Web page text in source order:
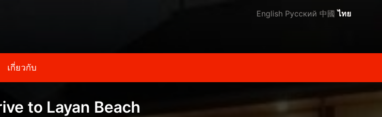
English Русский 中國 ไทย
เกี่ยวกับ
to Layan Beach